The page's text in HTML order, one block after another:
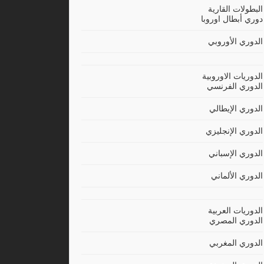
البطولات القارية
دوري أبطال اوروبا
الدوري الأوروبي
الدوريات الاوروبية
الدوري الفرنسي
الدوري الإيطالي
الدوري الإنجليزي
الدوري الإسباني
الدوري الألماني
الدوريات العربية
الدوري المصري
الدوري المغربي